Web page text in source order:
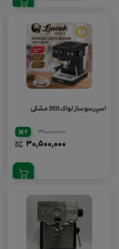
اسپرسوساز لواک 350 مشکی
۳۱,۰۰۰,۰۰۰
۳۰,۵۰۰,۰۰۰
2